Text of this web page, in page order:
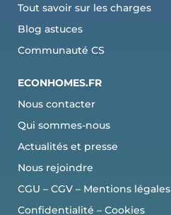
Tout savoir sur les charges
Blog astuces
Communauté CS
ECONHOMES.FR
Nous contacter
Qui sommes-nous
Actualités et presse
Nous rejoindre
CGU – CGV – Mentions légales
Confidentialité – Cookies